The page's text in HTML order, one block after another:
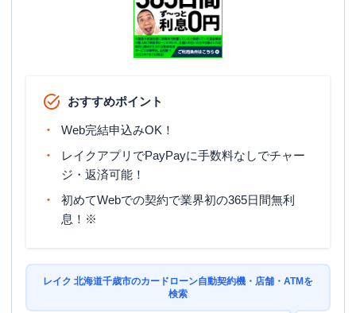
おすすめポイント
Web完結申込みOK！
レイクアプリでPayPayに手数料なしでチャー
ジ・返済可能！
初めてWebでの契約で業界初の365日間無利
息！※
レイク 北海道千歳市のカードローン自動契約機・店舗・ATMを
検索